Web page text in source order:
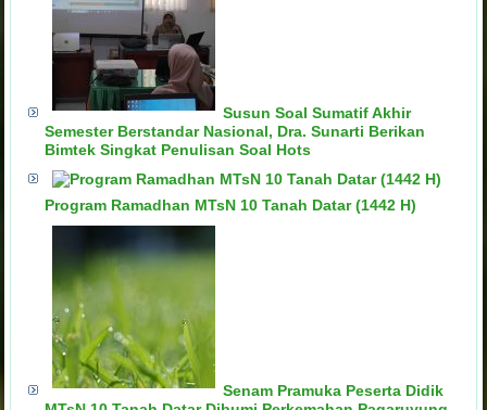
Susun Soal Sumatif Akhir
Semester Berstandar Nasional, Dra. Sunarti Berikan
Bimtek Singkat Penulisan Soal Hots
Program Ramadhan MTsN 10 Tanah Datar (1442 H)
Senam Pramuka Peserta Didik